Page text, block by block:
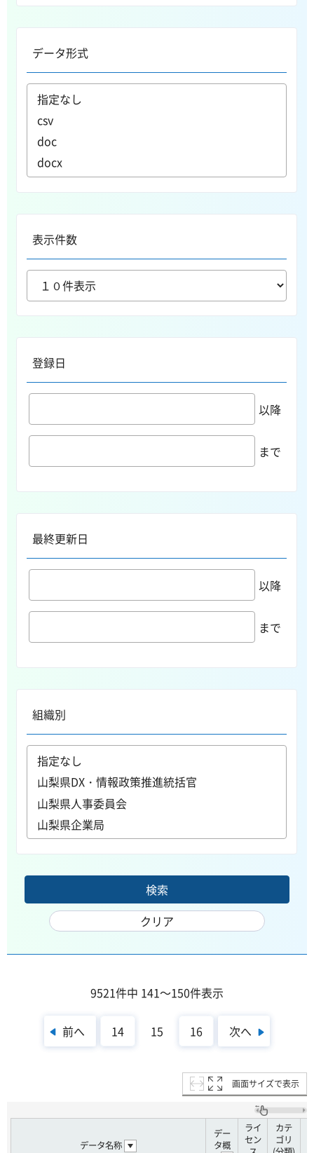
データ形式
表示件数
登録日
以降
まで
最終更新日
以降
まで
組織別
9521件中 141～150件表示
前へ 14 15 16 次へ
画面サイズで表示
データ名称
デー
タ概
ライ
セン
カテ
ゴリ